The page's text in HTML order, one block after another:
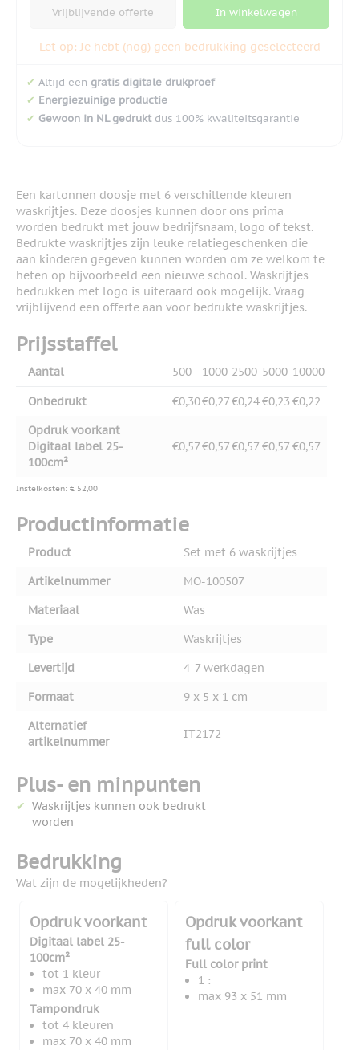
Vrijblijvende offerte In winkelwagen
Let op: Je hebt (nog) geen bedrukking geselecteerd
✔ Altijd een gratis digitale drukproef
✔ Energiezuinige productie
✔ Gewoon in NL gedruktdus 100% kwaliteitsgarantie
Een kartonnen doosje met 6 verschillende kleuren
waskrijtjes. Deze doosjes kunnen door ons prima
worden bedrukt met jouw bedrijfsnaam, logo of tekst.
Bedrukte waskrijtjes zijn leuke relatiegeschenken die
aan kinderen gegeven kunnen worden om ze welkom te
heten op bijvoorbeeld een nieuwe school. Waskrijtjes
bedrukken met logo is uiteraard ook mogelijk. Vraag
vrijblijvend een offerte aan voor bedrukte waskrijtjes.
Prijsstaffel
Aantal 500 1000 2500 5000 10000
Onbedrukt €0,30€0,27€0,24€0,23 €0,22
Opdruk voorkant
Digitaal label 25-
100cm²
€0,57€0,57€0,57 €0,57 €0,57
Instelkosten: € 52,00
Productinformatie
Product
Set met 6 waskrijtjes
Artikelnummer
MO-100507
Materiaal
Was
Type
Waskrijtjes
Levertijd
4-7 werkdagen
Formaat
9 x 5 x 1 cm
Alternatief
artikelnummer
IT2172
Plus- en minpunten
Waskrijtjes kunnen ook bedrukt
worden
Bedrukking
Wat zijn de mogelijkheden?
Opdruk voorkant
Digitaal label 25-
100cm²
tot 1 kleur
max 70 x 40 mm
Tampondruk
tot 4 kleuren
max 70 x 40 mm
Opdruk voorkant
full color
Full color print
1 :
max 93 x 51 mm